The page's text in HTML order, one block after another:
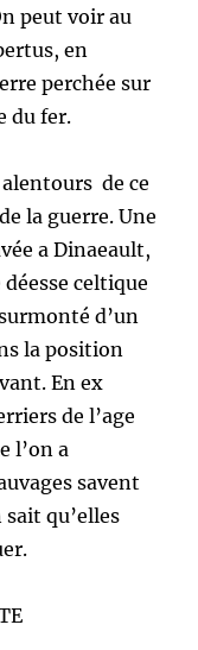
peut voir au
en
perchée sur
du fer.
de ce
la guerre. Une
a Dinaeault,
celtique
d’un
la position
En ex
de l’age
l’on a
savent
qu’elles